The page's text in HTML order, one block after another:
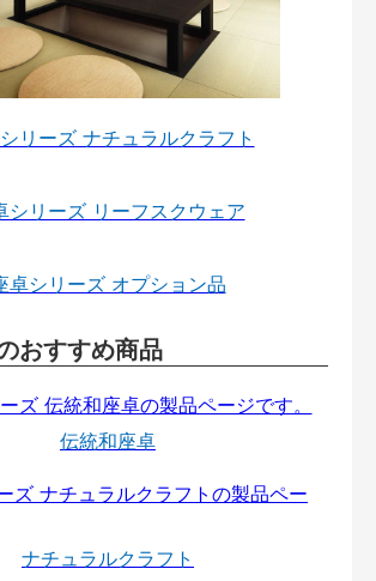
リーズ ナチュラルクラフト
シリーズ リーフスクウェア
卓シリーズ オプション品
おすすめ商品
伝統和座卓
ナチュラルクラフト